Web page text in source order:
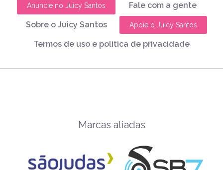
Anuncie no Juicy Santos Fale com a gente
Sobre o Juicy Santos Apoie o Juicy Santos
Termos de uso e política de privacidade
Marcas aliadas